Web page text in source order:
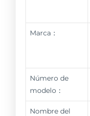
Marca：
Número de
modelo：
Nombre del